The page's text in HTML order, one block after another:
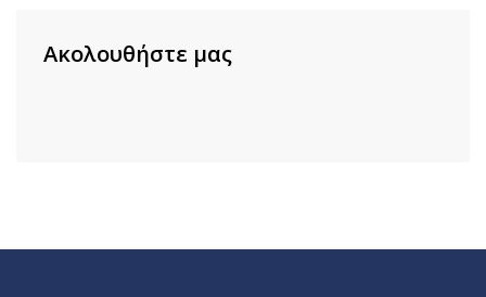
Ακολουθήστε μας